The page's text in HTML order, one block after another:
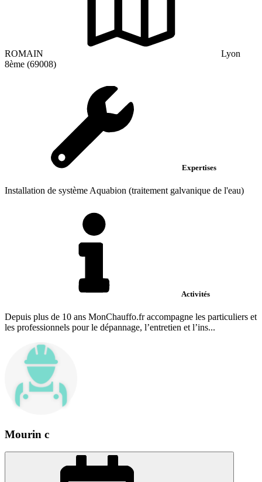
ROMAIN
Lyon
8ème (69008)
Expertises
Installation de système Aquabion (traitement galvanique de l'eau)
Activités
Depuis plus de 10 ans MonChauffo.fr accompagne les particuliers et
les professionnels pour le dépannage, l’entretien et l’ins...
Mourin c